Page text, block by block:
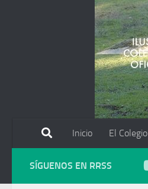
Inicio El Colegio
SÍGUENOS EN RRSS